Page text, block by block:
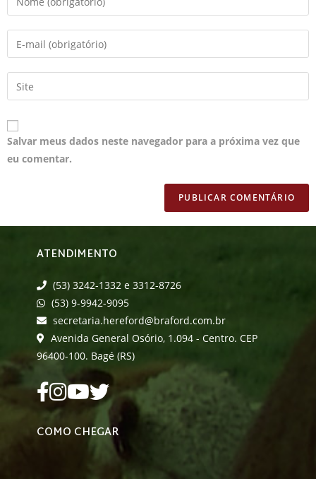
Salvar meus dados neste navegador para a próxima vez que
eu comentar.
ATENDIMENTO
(53) 3242-1332 e 3312-8726
(53) 9-9942-9095
secretaria.hereford@braford.com.br
Avenida General Osório, 1.094 - Centro. CEP
96400-100. Bagé (RS)
COMO CHEGAR